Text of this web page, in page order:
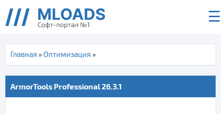
☰
Главная » Оптимизация »
ArmorTools Professional 26.3.1